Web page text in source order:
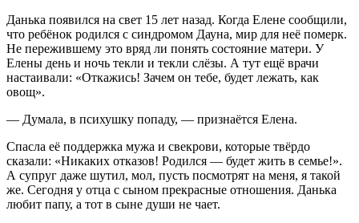
Данька появился на свет 15 лет назад. Когда Елене сообщили,
что ребёнок родился с синдромом Дауна, мир для неё померк.
Не пережившему это вряд ли понять состояние матери. У
Елены день и ночь текли и текли слёзы. А тут ещё врачи
настаивали: «Откажись! Зачем он тебе, будет лежать, как
овощ».
— Думала, в психушку попаду, — признаётся Елена.
Спасла её поддержка мужа и свекрови, которые твёрдо
сказали: «Никаких отказов! Родился — будет жить в семье!».
А супруг даже шутил, мол, пусть посмотрят на меня, я такой
же. Сегодня у отца с сыном прекрасные отношения. Данька
любит папу, а тот в сыне души не чает.